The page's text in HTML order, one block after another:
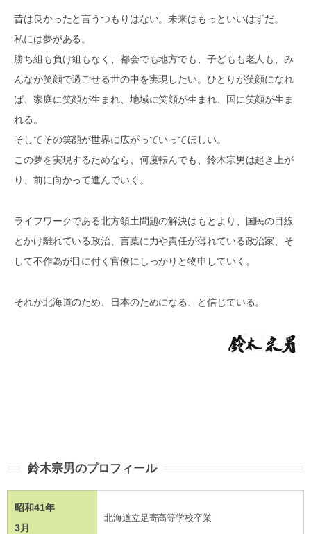
昔は良かったと言うつもりはない。未来はもっといいはずだ。
私には夢がある。
勝ち組も負け組もなく、都会でも地方でも、子どもも老人も、み
んなが笑顔で過ごせる世の中を実現したい。ひとりが笑顔になれ
ば、家庭に笑顔が生まれ、地域に笑顔が生まれ、国に笑顔が生ま
れる。
そしてその笑顔が世界に広がっていってほしい。
この夢を実現するためなら、何度転んでも、鈴木宗男は起き上が
り、前に向かって進んでいく。
ライフワークである北方領土問題の解決はもとより、国民の目線
とかけ離れている政治、言葉に力や責任が薄れている政治家、そ
して不作為が目に付く官僚にしっかりと物申していく。
それが北海道のため、日本のためになる、と信じている。
鈴木宗男のプロフィール
昭和41年
3月
北海道立足寄高等学校卒業